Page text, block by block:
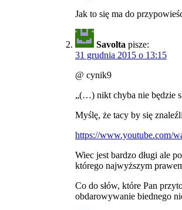
Jak to się ma do
Savolta pisze:
31 grudnia 2015 o 13:15
@ cynik9
„(…) nikt chyba nie będzie
Myślę, że tacy by się
https://www.youtube.com/
Wiec jest bardzo długi ale
którego najwyższym
Co do słów, które Pan
obdarowywanie biednego